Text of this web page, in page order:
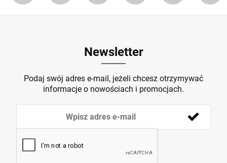
Newsletter
Podaj swój adres e-mail, jeżeli chcesz otrzymywać
informacje o nowościach i promocjach.